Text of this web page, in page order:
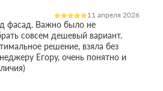
11 апреля 2026
фасад. Важно было не
совсем дешевый вариант.
решение, взяла без
Егору, очень понятно и